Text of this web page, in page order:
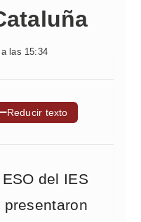
las 15:34
Reducir texto
del IES